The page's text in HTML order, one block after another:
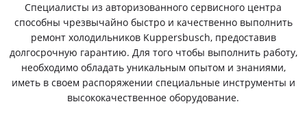
Специалисты из авторизованного сервисного центра
способны чрезвычайно быстро и качественно выполнить
ремонт холодильников Kuppersbusch, предоставив
долгосрочную гарантию. Для того чтобы выполнить работу,
необходимо обладать уникальным опытом и знаниями,
иметь в своем распоряжении специальные инструменты и
высококачественное оборудование.